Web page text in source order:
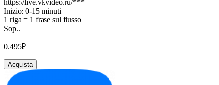
https://live.vkvideo.ru/***
Inizio: 0-15 minuti
1 riga = 1 frase sul flusso
Sop..
0.495₽
Acquista